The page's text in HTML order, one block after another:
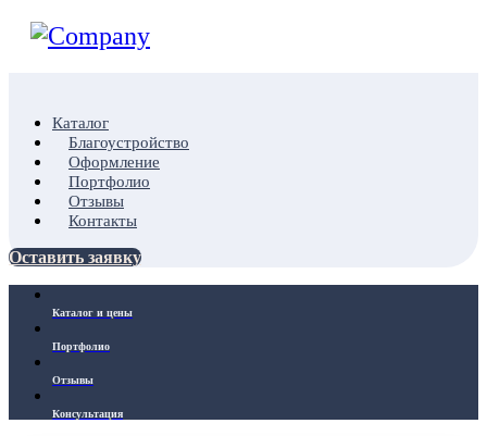
Каталог
Благоустройство
Оформление
Портфолио
Отзывы
Контакты
Оставить заявку
Каталог и цены
Портфолио
Отзывы
Консультация